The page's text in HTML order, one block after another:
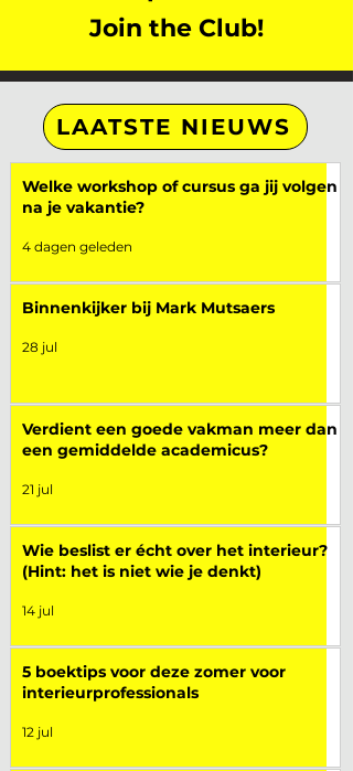
Join the Club!
LAATSTE NIEUWS
Welke workshop of cursus ga jij volgen
na je vakantie?
4 dagen geleden
Binnenkijker bij Mark Mutsaers
28 jul
Verdient een goede vakman meer dan
een gemiddelde academicus?
21 jul
Wie beslist er écht over het interieur?
(Hint: het is niet wie je denkt)
14 jul
5 boektips voor deze zomer voor
interieurprofessionals
12 jul